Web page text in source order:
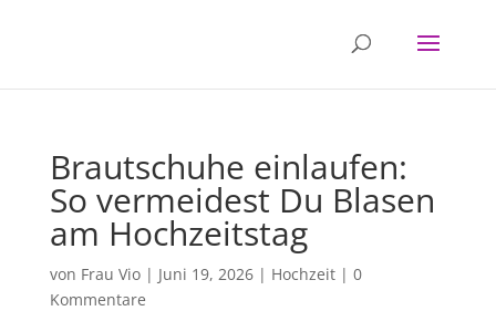
Brautschuhe einlaufen:
So vermeidest Du Blasen
am Hochzeitstag
von Frau Vio| Juni 19, 2026| Hochzeit| 0
Kommentare